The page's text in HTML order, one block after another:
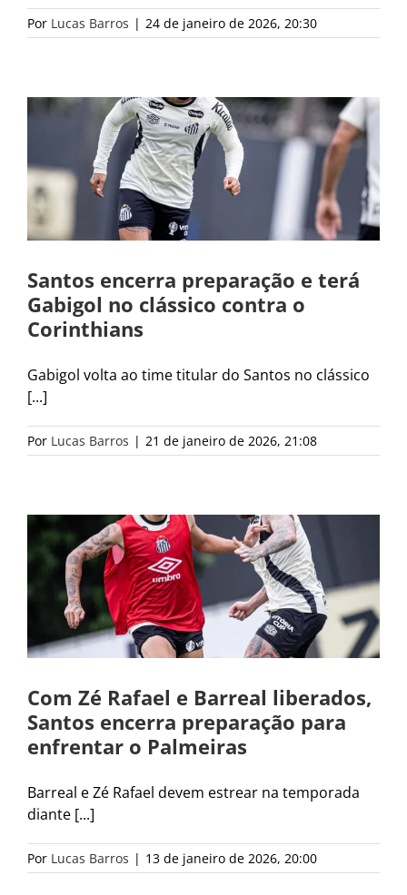
Por Lucas Barros | 24 de janeiro de 2026, 20:30
Santos encerra preparação e terá
Gabigol no clássico contra o
Corinthians
Gabigol volta ao time titular do Santos no clássico
[...]
Por Lucas Barros | 21 de janeiro de 2026, 21:08
Com Zé Rafael e Barreal liberados,
Santos encerra preparação para
enfrentar o Palmeiras
Barreal e Zé Rafael devem estrear na temporada
diante [...]
Por Lucas Barros | 13 de janeiro de 2026, 20:00